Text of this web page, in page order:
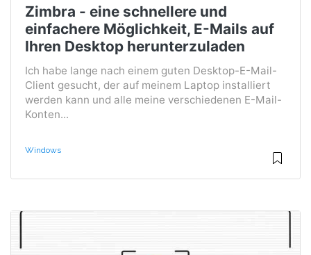
Zimbra - eine schnellere und
einfachere Möglichkeit, E-Mails auf
Ihren Desktop herunterzuladen
Ich habe lange nach einem guten Desktop-E-Mail-
Client gesucht, der auf meinem Laptop installiert
werden kann und alle meine verschiedenen E-Mail-
Konten...
Windows